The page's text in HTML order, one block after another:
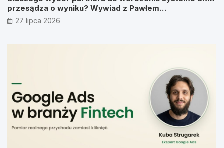
przesądza o wyniku? Wywiad z Pawłem
Prymakowskim, CEO IT Vision
27 lipca 2026